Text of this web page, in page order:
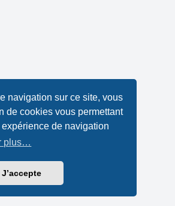
navigation sur ce site, vous
de cookies vous permettant
de navigation
plus…
J’accepte